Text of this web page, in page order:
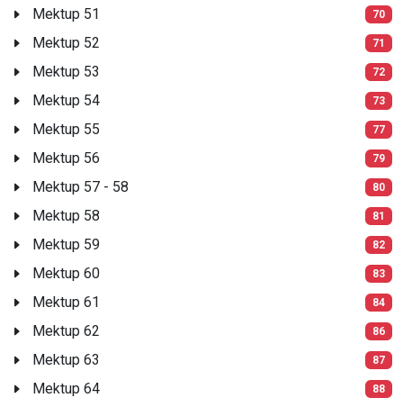
Mektup 51 70
Mektup 52 71
Mektup 53 72
Mektup 54 73
Mektup 55 77
Mektup 56 79
Mektup 57 - 58 80
Mektup 58 81
Mektup 59 82
Mektup 60 83
Mektup 61 84
Mektup 62 86
Mektup 63 87
Mektup 64 88